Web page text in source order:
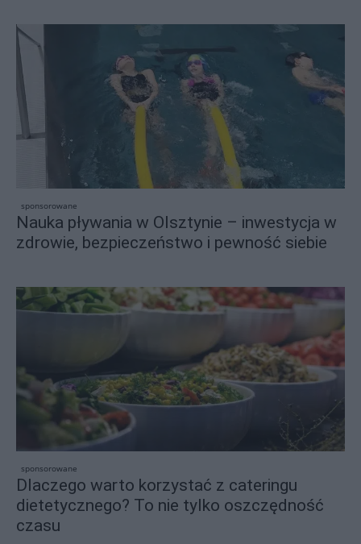
sponsorowane
Nauka pływania w Olsztynie – inwestycja w
zdrowie, bezpieczeństwo i pewność siebie
sponsorowane
Dlaczego warto korzystać z cateringu
dietetycznego? To nie tylko oszczędność
czasu